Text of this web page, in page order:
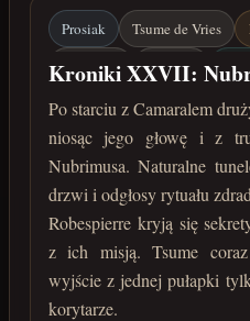
Prosiak Tsume de Vries
Nubrimus
Camaral
de
Podziemia
Rytuał
listopad 222 roku po
Kroniki XXVII:
Po starciu z Camaralem
niosąc jego głowę i z
Nubrimusa. Naturalne
drzwi i odgłosy rytuału
Robespierre kryją się
z ich misją. Tsume
wyjście z jednej pułapki
korytarze.